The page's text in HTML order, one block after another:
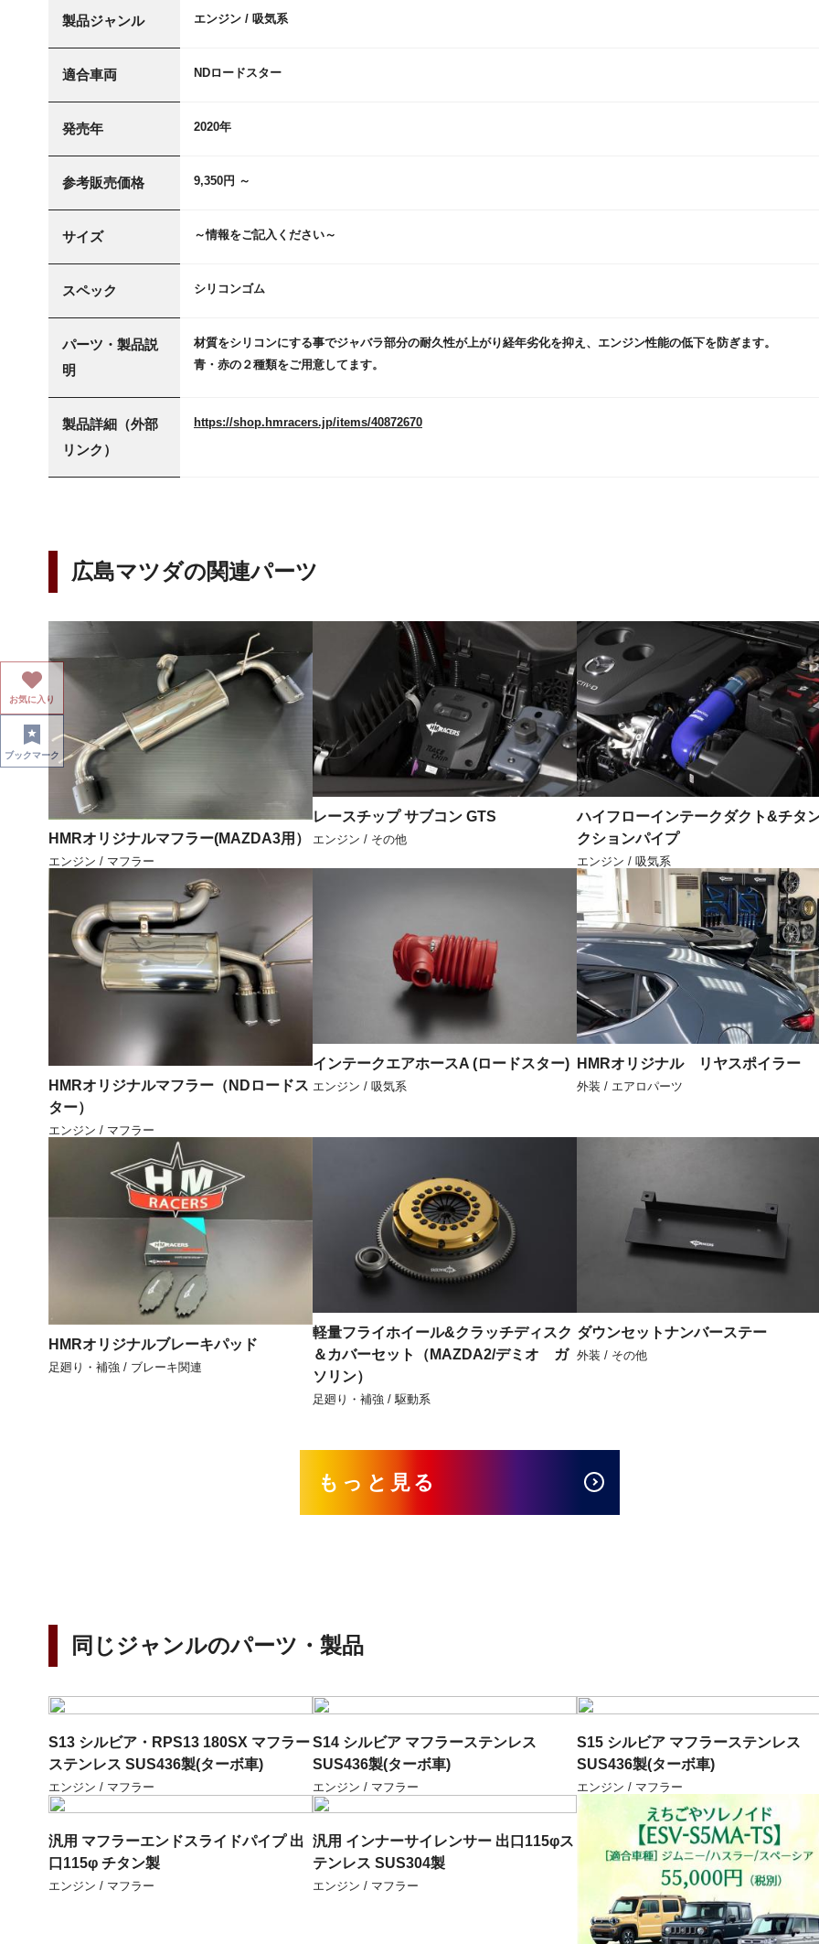
製品ジャンル エンジン / 吸気系
適合車両 NDロードスター
発売年 2020年
参考販売価格 9,350円 ～
サイズ ～情報をご記入ください～
スペック シリコンゴム
パーツ・製品説
明
材質をシリコンにする事でジャバラ部分の耐久性が上がり経年劣化を抑え、エンジン性能の低下を防ぎます。
青・赤の２種類をご用意してます。
製品詳細（外部
リンク）
https://shop.hmracers.jp/items/40872670
広島マツダの関連パーツ
HMRオリジナルマフラー(MAZDA3用）
エンジン / マフラー
レースチップ サブコン GTS
エンジン / その他
ハイフローインテークダクト&チタ
クションパイプ
エンジン / 吸気系
HMRオリジナルマフラー（NDロードス
ター）
エンジン / マフラー
インテークエアホースA (ロードスター)
エンジン / 吸気系
HMRオリジナル リヤスポイラー
外装 / エアロパーツ
HMRオリジナルブレーキパッド
足廻り・補強 / ブレーキ関連
軽量フライホイール&クラッチディスク
＆カバーセット（MAZDA2/デミオ ガ
ソリン）
足廻り・補強 / 駆動系
ダウンセットナンバーステー
外装 / その他
もっと見る
同じジャンルのパーツ・製品
S13 シルビア・RPS13 180SX マフラー
ステンレス SUS436製(ターボ車)
エンジン / マフラー
S14 シルビア マフラーステンレス
SUS436製(ターボ車)
エンジン / マフラー
S15 シルビア マフラーステンレス
SUS436製(ターボ車)
エンジン / マフラー
汎用 マフラーエンドスライドパイプ 出
口115φ チタン製
エンジン / マフラー
汎用 インナーサイレンサー 出口115φス
テンレス SUS304製
エンジン / マフラー
お気に入り
ブックマーク